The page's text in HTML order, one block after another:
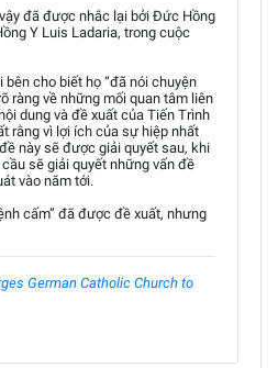
đã được nhắc lại bởi Đức Hồng
Y Luis Ladaria, trong cuộc
bên cho biết họ “đã nói chuyện
ràng về những mối quan tâm liên
dung và đề xuất của Tiến Trình
rằng vì lợi ích của sự hiệp nhất
này sẽ được giải quyết sau, khi
sẽ giải quyết những vấn đề
vào năm tới.
cấm” đã được đề xuất, nhưng
German Catholic Church to